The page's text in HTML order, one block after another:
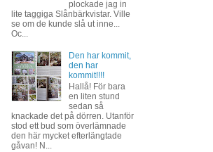
plockade jag in
lite taggiga Slånbärkvistar. Ville
se om de kunde slå ut inne...
Oc...
Den har kommit,
den har
kommit!!!!
Hallå! För bara
en liten stund
sedan så
knackade det på dörren. Utanför
stod ett bud som överlämnade
den här mycket efterlängtade
gåvan! N...